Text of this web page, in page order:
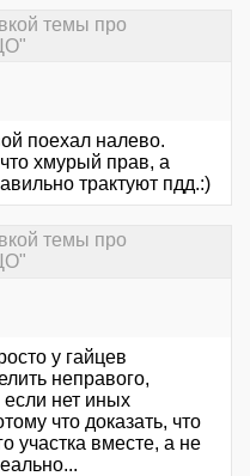
темы про
поехал налево.
хмурый прав, а
трактуют пдд.:)
темы про
у гайцев
неправого,
нет иных
что доказать, что
участка вместе, а не